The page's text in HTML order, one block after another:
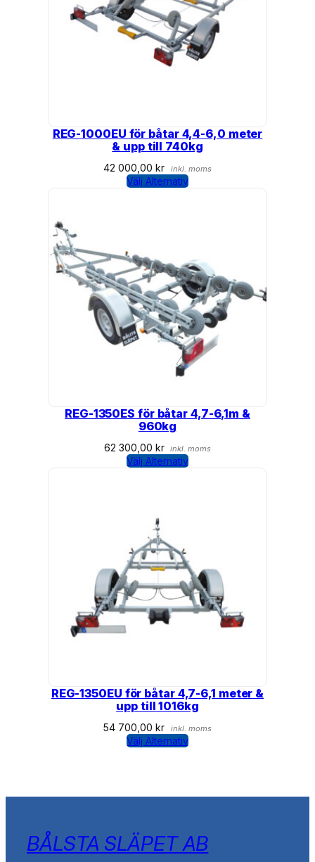
REG-1000EU för båtar 4,4-6,0 meter
& upp till 740kg
42 000,00kr inkl. moms
Välj Alternativ
REG-1350ES för båtar 4,7-6,1m &
960kg
62 300,00 kr inkl. moms
Välj Alternativ
REG-1350EU för båtar 4,7-6,1 meter &
upp till 1016kg
54 700,00kr inkl. moms
Välj Alternativ
BÅLSTA SLÄPET AB